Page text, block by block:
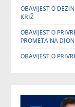
OBAVIJEST O
KRIŽ
OBAVIJEST O
PROMETA NA
OBAVIJEST O